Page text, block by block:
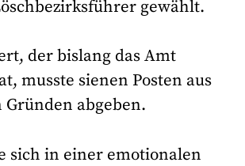
gewählt.
der bislang das Amt
musste sienen Posten aus
abgeben.
sich in einer emotionalen